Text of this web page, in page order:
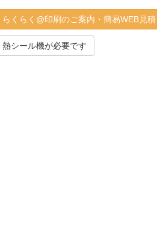
らくらく@印刷のご案内・簡易WEB見積
熱シール機が必要です